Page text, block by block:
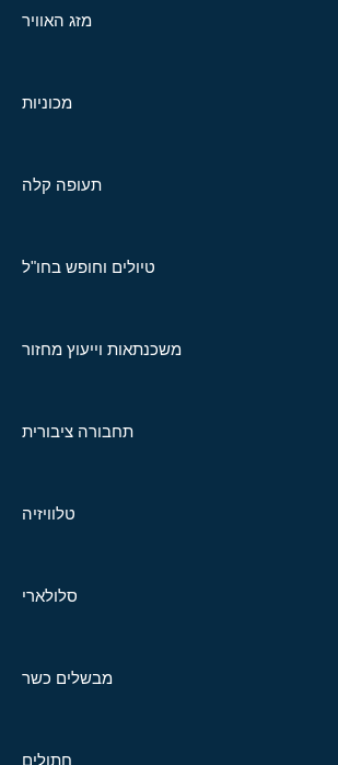
מזג האוויר
מכוניות
תעופה קלה
טיולים וחופש בחו"ל
משכנתאות וייעוץ מחזור
תחבורה ציבורית
טלוויזיה
סלולארי
מבשלים כשר
חתולים